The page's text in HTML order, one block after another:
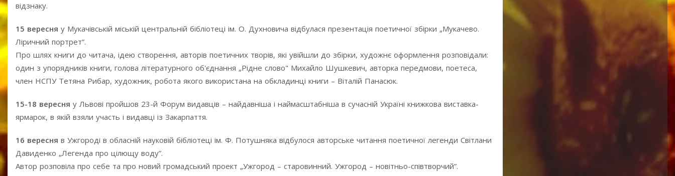
відзнаку.
15 вересня у Мукачівській міській центральній бібліотеці ім. О. Духновича відбулася презентація поетичної збірки „Мукачево.
Ліричний портрет”.
Про шлях книги до читача, ідею створення, авторів поетичних творів, які увійшли до збірки, художнє оформлення розповідали:
один з упорядників книги, голова літературного об'єднання „Рідне слово" Михайло Шушкевич, авторка передмови, поетеса,
член НСПУ Тетяна Рибар, художник, робота якого використана на обкладинці книги – Віталій Панасюк.
15-18 вересня у Львові пройшов 23-й Форум видавців – найдавніша і наймасштабніша в сучасній Україні книжкова виставка-
ярмарок, в якій взяли участь і видавці із Закарпаття.
16 вересня в Ужгороді в обласній науковій бібліотеці ім. Ф. Потушняка відбулося авторське читання поетичної легенди Світлани
Давиденко „Легенда про цілющу воду”.
Автор розповіла про себе та про новий громадський проект „Ужгород – старовинний. Ужгород – новітньо-співтворчий”.